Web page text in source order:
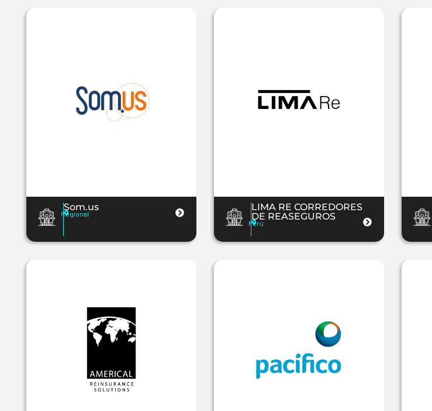
Som.us
Regional
LIMA RE CORREDORES
DE REASEGUROS
Perú